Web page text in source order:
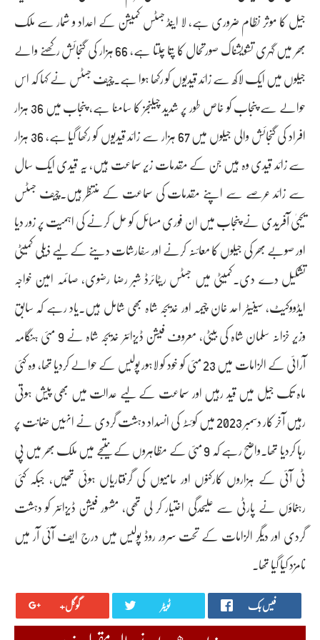
جیل کا موثر نظام ضروری ہے، لا اینڈ جسٹس کمیشن کے اعداد و شمار سے ملک
بھر میں گہری تشویشناک صورتحال کا پتا چلتا ہے، 66 ہزار کی گنجائش رکھنے والے
جیلوں میں ایک لاکھ سے زائد قیدیوں کو رکھا ہوا ہے۔چیف جسٹس نے کہا کہ اس
حوالے سے پنجاب کو خاص طور پر شدید چیلنجز کا سامنا ہے، پنجاب میں 36 ہزار
افراد کی گنجائش والی جیلوں میں 67 ہزار سے زائد قیدیوں کو رکھا گیا ہے، 36 ہزار
سے زائد قیدی وہ ہیں جن کے مقدمات زیر سماعت ہیں، یہ قیدی ایک سال
سے زائد عرصے سے اپنے مقدمات کی سماعت کے منتظر ہیں۔چیف جسٹس
یحییٰ آفریدی نے پنجاب میں ان فوری مسائل کو حل کرنے کی اہمیت پر زور دیا
اور صوبے بھر کی جیلوں کا معائنہ کرنے اور سفارشات دینے کے لیے ذیلی کمیٹی
تشکیل دے دی۔کمیٹی میں جسٹس ریٹائرڈ شبر رضا رضوی، صائمہ امین خواجہ
ایڈووکیٹ، سینیٹر احد خان چیمہ اور خدیجہ شاہ بھی شامل ہیں۔یاد رہے کہ سابق
وزیر خزانہ سلمان شاہ کی بیٹی، معروف فیشن ڈیزائنر خدیجہ شاہ نے 9 مئی ہنگامہ
آرائی کے الزامات میں 23 مئی کو خود کو لاہور پولیس کے حوالے کردیا تھا، وہ کئی
ماہ تک جیل میں قید رہیں اور سماعت کے لیے عدالت میں بھی پیش ہوتی
رہیں آخر کار دسمبر 2023 میں کوئٹہ کی انسداد دہشت گردی نے انہیں ضمانت پر
رہا کردیا تھا۔واضح رہے کہ 9 مئی کے مظاہروں کے نتیجے میں ملک بھر میں پی
ٹی آئی کے ہزاروں کارکنوں اور حامیوں کی گرفتاریاں ہوئی تھیں، جبکہ کئی
رہنماؤں نے پارٹی سے علیحدگی اختیار کر لی تھی، مشہور فیشن ڈیزائنر کو دہشت
گردی اور دیگر الزامات کے تحت سرور روڈ پولیس میں درج ایف آئی آر میں
نامزد کیا گیا تھا۔
گوگل+ ٹویٹر فیس بک